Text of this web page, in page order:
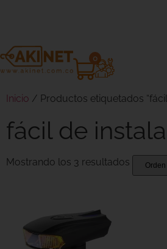
0
Inicio / Productos etiquetados
fácil de
Mostrando los 3 resultados